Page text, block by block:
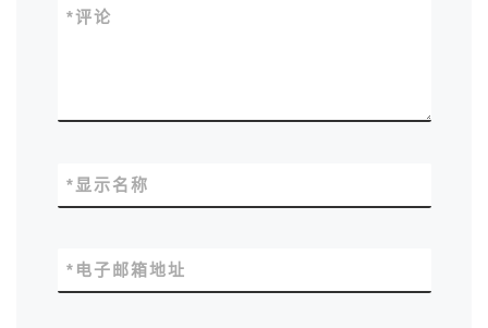
评论
*
显示名称
*
电子邮箱地址
*